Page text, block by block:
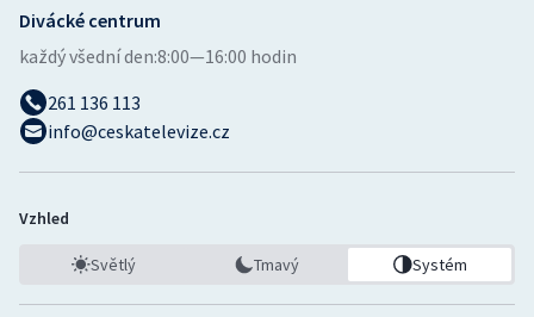
Divácké centrum
každý všední den:8:00—16:00 hodin
261 136 113
info@ceskatelevize.cz
Vzhled
Světlý Tmavý Systém